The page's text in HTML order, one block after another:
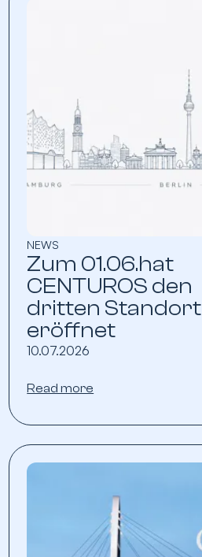
NEWS
Zum 01.06.hat
CENTUROS den
dritten Standort
eröffnet
10.07.2026
Read more